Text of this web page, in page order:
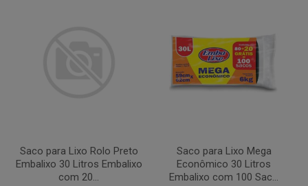
Saco para Lixo Rolo Preto
Embalixo 30 Litros Embalixo
com 20...
Saco para Lixo Mega
Econômico 30 Litros
Embalixo com 100 Sac...